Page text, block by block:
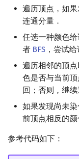
遍历顶点，如
连通分量．
任选一种颜色
者 BFS ，尝试
遍历相邻的顶
色是否与当前
回；否则，继续
如果发现尚未
前顶点相反的颜
参考代码如下：